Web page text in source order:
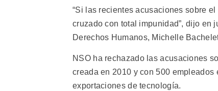
“Si las recientes acusaciones sobre
cruzado con total impunidad”, dijo en
Derechos Humanos, Michelle
NSO ha rechazado las acusaciones
creada en 2010 y con 500
exportaciones de tecnología.